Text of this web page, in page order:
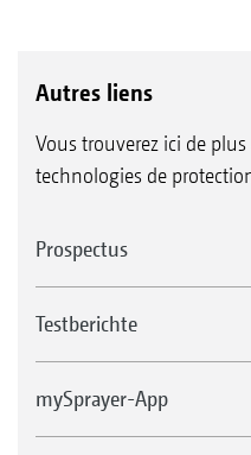
Autres liens
Vous trouverez ici de
technologies de
Prospectus
Testberichte
mySprayer-App